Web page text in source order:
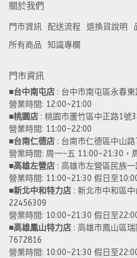
關於我們
門市資訊 配送流程 退換貨說明
所有商品
知識專欄
門市資訊
■台中南屯店 : 台中市南屯區永春
營業時間: 12:00~21:00
■桃園店 : 桃園市蘆竹區中正路1
營業時間: 11:00~22:00
■台南仁德店 : 台南市仁德區中山
營業時間: 周一~五 11:00~21:30，
■高雄左營店 : 高雄市左營區民族
營業時間: 11:00~21:30 假日至
■新北中和特力店 : 新北市中和區
22456309
營業時間: 10:00~21:30 假日至
■高雄鳳山特力店 : 高雄市鳳山區
7672816
營業時間: 10:00~21:30 假日至